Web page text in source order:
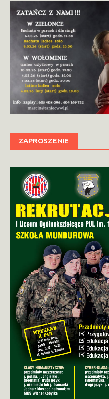
ZAPROSZENIE